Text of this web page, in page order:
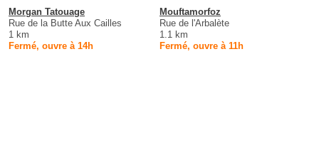
Morgan Tatouage
Rue de la Butte Aux Cailles
1 km
Fermé, ouvre à 14h
Mouftamorfoz
Rue de l'Arbalète
1.1 km
Fermé, ouvre à 11h